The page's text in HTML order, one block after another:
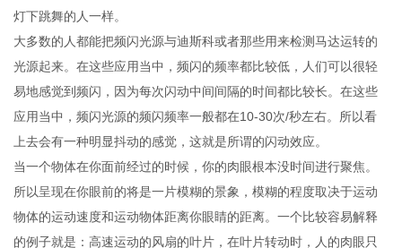
灯下跳舞的人一样。
大多数的人都能把频闪光源与迪斯科或者那些用来检测马达运转的
光源起来。在这些应用当中，频闪的频率都比较低，人们可以很轻
易地感觉到频闪，因为每次闪动中间间隔的时间都比较长。在这些
应用当中，频闪光源的频闪频率一般都在10-30次/秒左右。所以看
上去会有一种明显抖动的感觉，这就是所谓的闪动效应。
当一个物体在你面前经过的时候，你的肉眼根本没时间进行聚焦。
所以呈现在你眼前的将是一片模糊的景象，模糊的程度取决于运动
物体的运动速度和运动物体距离你眼睛的距离。一个比较容易解释
的例子就是：高速运动的风扇的叶片，在叶片转动时，人的肉眼只